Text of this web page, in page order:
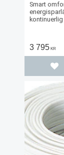
Smart
3 795 KR